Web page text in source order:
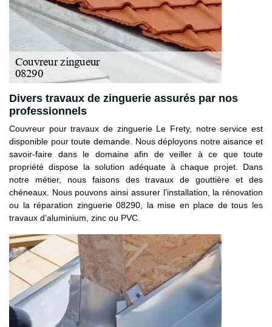
Divers travaux de zinguerie assurés par nos
professionnels
Couvreur pour travaux de zinguerie Le Frety, notre service est
disponible pour toute demande. Nous déployons notre aisance et
savoir-faire dans le domaine afin de veiller à ce que toute
propriété dispose la solution adéquate à chaque projet. Dans
notre métier, nous faisons des travaux de gouttière et des
chéneaux. Nous pouvons ainsi assurer l’installation, la rénovation
ou la réparation zinguerie 08290, la mise en place de tous les
travaux d’aluminium, zinc ou PVC.